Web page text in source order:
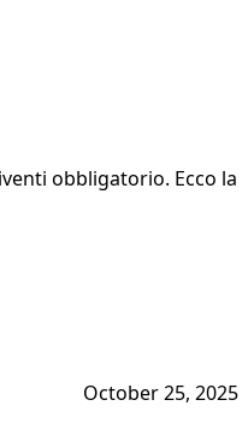
obbligatorio. Ecco la
October 25, 2025